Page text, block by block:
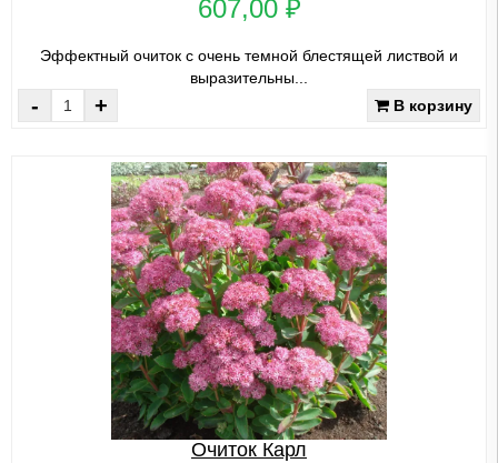
607,00 ₽
Эффектный очиток с очень темной блестящей листвой и
выразительны...
- + В корзину
Очиток Карл